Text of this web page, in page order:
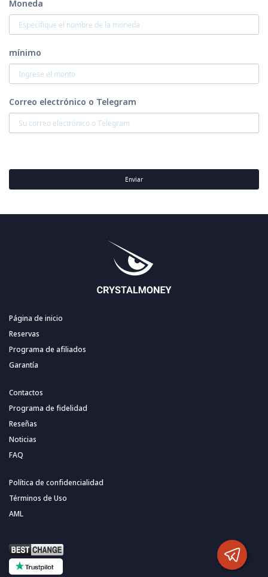
Moneda
mínimo
Correo electrónico o Telegram
Enviar
Página de inicio
Reservas
Programa de afiliados
Garantía
Contactos
Programa de fidelidad
Reseñas
Noticias
FAQ
Política de confidencialidad
Términos de Uso
AML